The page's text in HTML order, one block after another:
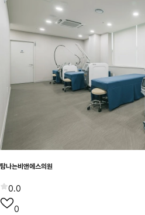
탐나는비앤에스의원
0.0
0